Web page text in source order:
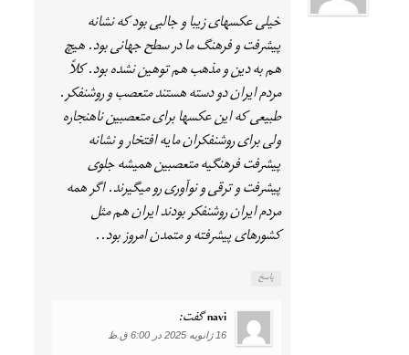
خیلی عکسهای زیبا و جالبی بود که نشانه
پیشرفت و فرهنگ ما در سطح جهانی بود. هیچ
هم به دین و مذهب هم توهین نشده بود. کلاً
مردم ایران دو دسته هستند متعصب و روشنفکر.
طبیعی که این عکسها برای متعصبین ناهنجاره
ولی برای روشنفکران مایه افتخار و نشانه
پیشرفت فرهنگیه متعصبین همیشه جلوی
پیشرفت و ترقی و نوآوری رو میگیرند. اگر همه
مردم ایران روشنفکر بودند ایران هم مثل
کشورهای پیشرفته و متمدن امروز بود..
پاسخ
naviگفت:
16 ژانویه 2025 در 6:00 ق.ظ